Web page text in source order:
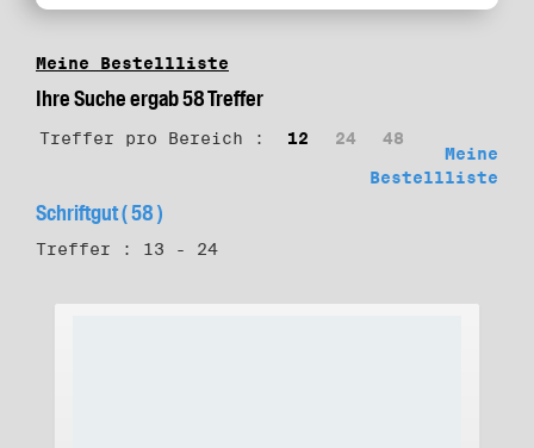
Meine Bestellliste
Ihre Suche ergab 58 Treffer
Treffer pro Bereich : 12 24
48
Meine
Bestellliste
Schriftgut ( 58 )
Treffer : 13 - 24